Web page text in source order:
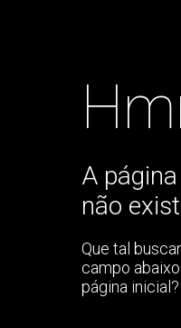
A
não
Que tal
campo
página inicial?